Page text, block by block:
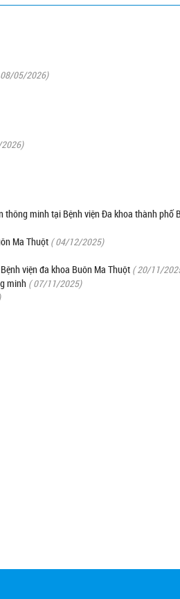
05/2026)
minh tại Bệnh viện Đa khoa thành phố
Ma Thuột ( 04/12/2025)
viện đa khoa Buôn Ma Thuột ( 20/11/
minh ( 07/11/2025)